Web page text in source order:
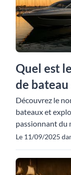
Quel est
de bateau
Découvrez le
bateaux et
passionnant du
Le 11/09/2025